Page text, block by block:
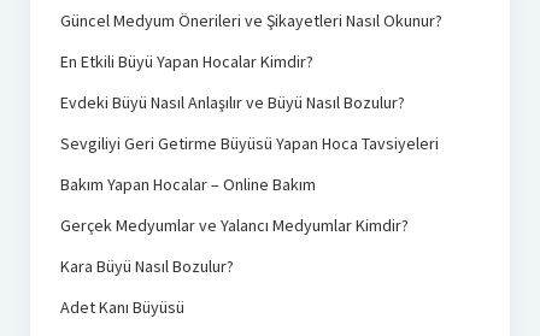
Güncel Medyum Önerileri ve Şikayetleri Nasıl Okunur?
En Etkili Büyü Yapan Hocalar Kimdir?
Evdeki Büyü Nasıl Anlaşılır ve Büyü Nasıl Bozulur?
Sevgiliyi Geri Getirme Büyüsü Yapan Hoca Tavsiyeleri
Bakım Yapan Hocalar – Online Bakım
Gerçek Medyumlar ve Yalancı Medyumlar Kimdir?
Kara Büyü Nasıl Bozulur?
Adet Kanı Büyüsü